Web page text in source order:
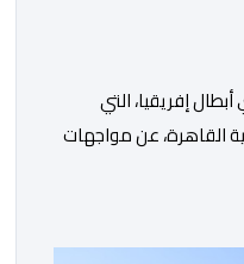
إفريقيا، التي
القاهرة، عن مواجهات
مع الفائز من المباراة